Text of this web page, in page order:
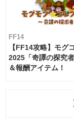
FF14
【FF14攻略】モグ
2025「奇譚の探究
＆報酬アイテム！